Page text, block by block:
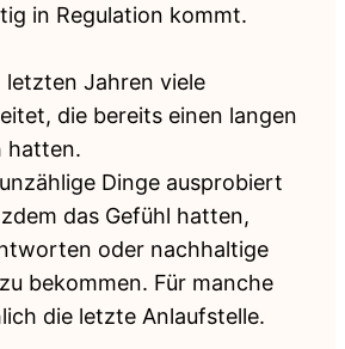
in Regulation kommt.
letzten Jahren viele
die bereits einen langen
hatten.
Dinge ausprobiert
das Gefühl hatten,
oder nachhaltige
bekommen. Für manche
die letzte Anlaufstelle.